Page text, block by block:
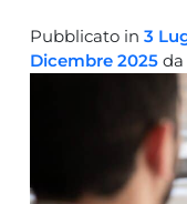
Pubblicato in 3
Dicembre 2025 da